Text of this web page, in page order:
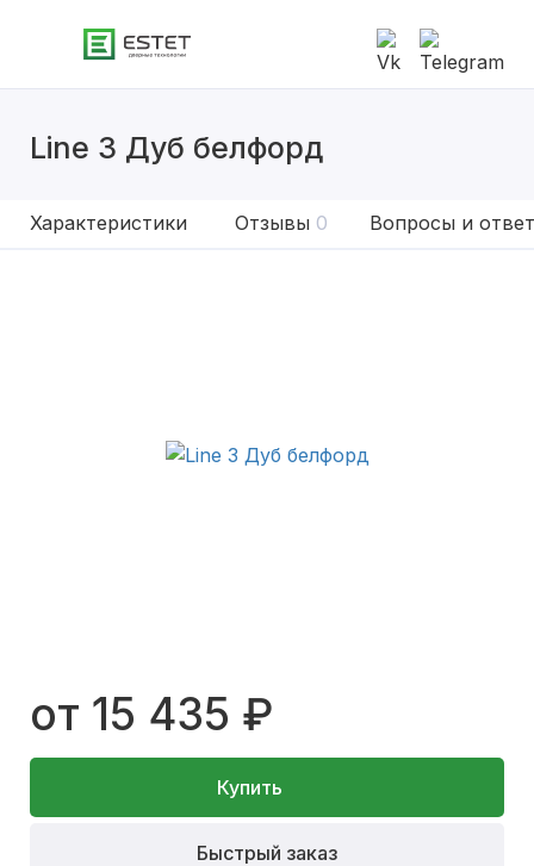
Line 3 Дуб белфорд
Характеристики Отзывы 0 Вопросы и
от 15 435 ₽
Купить
Быстрый заказ